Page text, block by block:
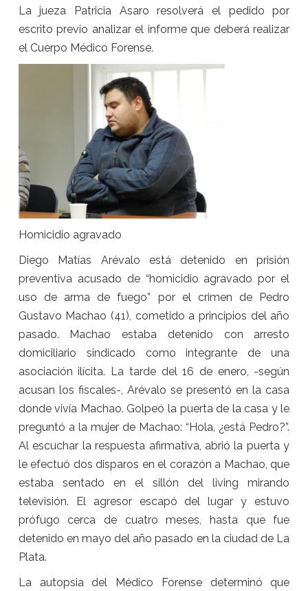
La jueza Patricia Asaro resolverá el pedido por
escrito previo analizar el informe que deberá realizar
el Cuerpo Médico Forense.
Homicidio agravado
Diego Matías Arévalo está detenido en prisión
preventiva acusado de “homicidio agravado por el
uso de arma de fuego” por el crimen de Pedro
Gustavo Machao (41), cometido a principios del año
pasado. Machao estaba detenido con arresto
domiciliario sindicado como integrante de una
asociación ilícita. La tarde del 16 de enero, -según
acusan los fiscales-, Arévalo se presentó en la casa
donde vivía Machao. Golpeó la puerta de la casa y le
preguntó a la mujer de Machao: “Hola, ¿está Pedro?”.
Al escuchar la respuesta afirmativa, abrió la puerta y
le efectuó dos disparos en el corazón a Machao, que
estaba sentado en el sillón del living mirando
televisión. El agresor escapó del lugar y estuvo
prófugo cerca de cuatro meses, hasta que fue
detenido en mayo del año pasado en la ciudad de La
Plata.
La autopsia del Médico Forense determinó que